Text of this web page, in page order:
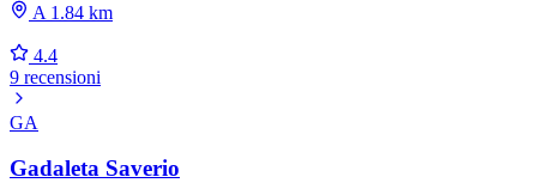
A 1.84 km
4.4
9 recensioni
GA
Gadaleta Saverio